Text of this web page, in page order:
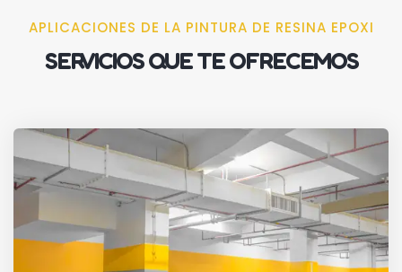
APLICACIONES DE LA PINTURA DE RESINA EPOXI
SERVICIOS QUE TE OFRECEMOS